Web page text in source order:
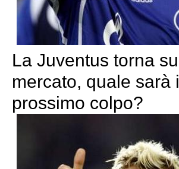
La Juventus torna sul
mercato, quale sarà il
prossimo colpo?